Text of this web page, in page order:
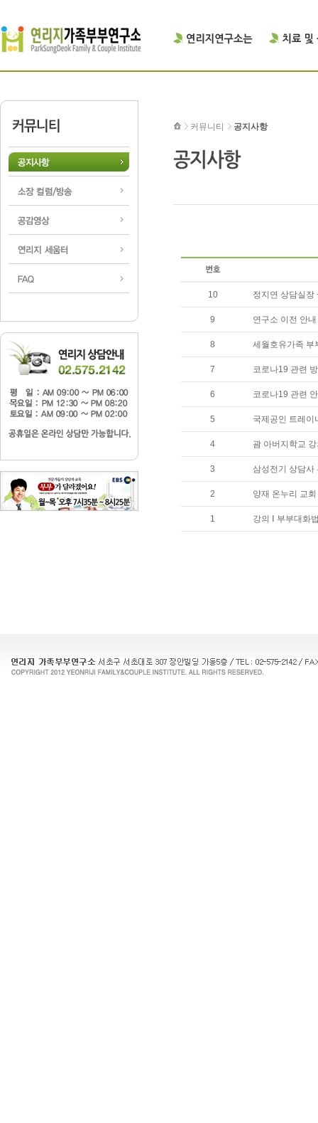
커뮤니티 공지사항
10 정지연 상담실장
9 연구소 이전 안내
8 세월호유가족 부
7 코로나19 관련
6 코로나19 관련
5 국제공인 트레이
4 괌 아버지학교
3 삼성전기 상담사
2 양재 온누리 교
1 강의 Ⅰ 부부대화